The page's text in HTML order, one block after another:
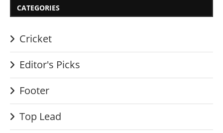
CATEGORIES
Cricket
Editor's Picks
Footer
Top Lead